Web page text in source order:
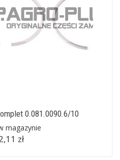
0.081.0090.6/10
magazynie
zł